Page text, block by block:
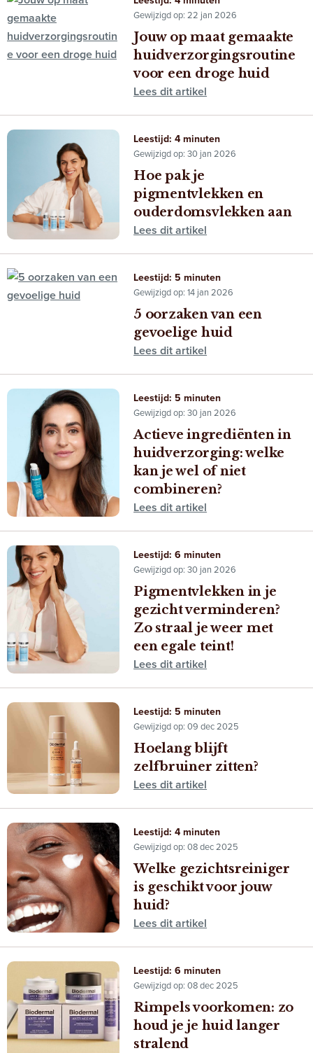
Gewijzigd op: 22 jan 2026
Jouw op maat gemaakte
huidverzorgingsroutine
voor een droge huid
Lees dit artikel
Leestijd: 4 minuten
Gewijzigd op: 30 jan 2026
Hoe pak je
pigmentvlekken en
ouderdomsvlekken aan
Lees dit artikel
Leestijd: 5 minuten
Gewijzigd op: 14 jan 2026
5 oorzaken van een
gevoelige huid
Lees dit artikel
Leestijd: 5 minuten
Gewijzigd op: 30 jan 2026
Actieve ingrediënten in
huidverzorging: welke
kan je wel of niet
combineren?
Lees dit artikel
Leestijd: 6 minuten
Gewijzigd op: 30 jan 2026
Pigmentvlekken in je
gezicht verminderen?
Zo straal je weer met
een egale teint!
Lees dit artikel
Leestijd: 5 minuten
Gewijzigd op: 09 dec 2025
Hoelang blijft
zelfbruiner zitten?
Lees dit artikel
Leestijd: 4 minuten
Gewijzigd op: 08 dec 2025
Welke gezichtsreiniger
is geschikt voor jouw
huid?
Lees dit artikel
Leestijd: 6 minuten
Gewijzigd op: 08 dec 2025
Rimpels voorkomen: zo
houd je je huid langer
stralend